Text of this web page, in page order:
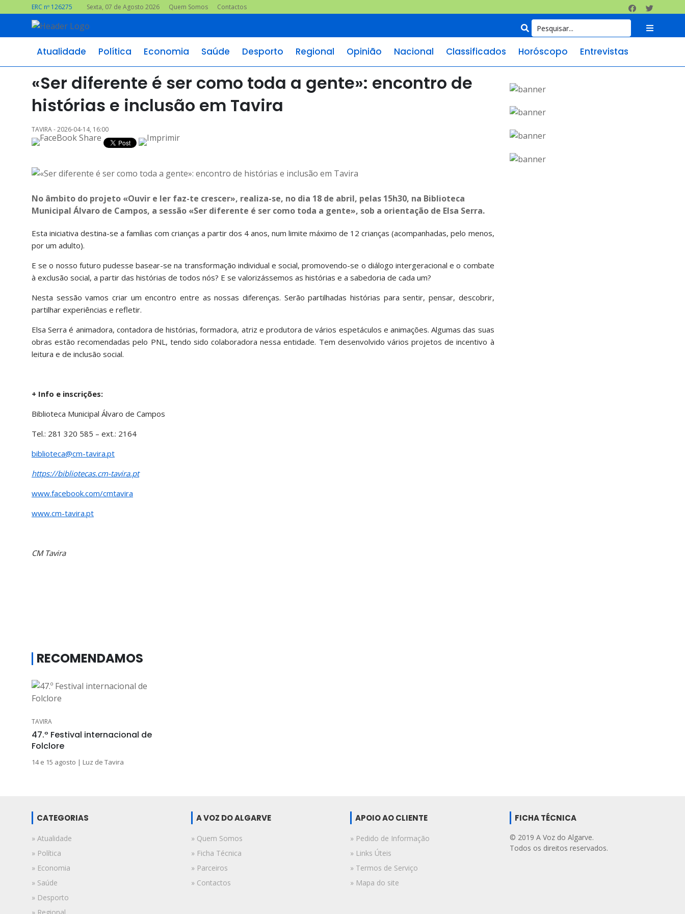
ERC nº 126275 Sexta, 07 de Agosto 2026 Quem Somos Contactos
Atualidade Política Economia Saúde Desporto Regional Opinião Nacional Classificados Horóscopo Entrevistas
«Ser diferente é ser como toda a gente»: encontro de
histórias e inclusão em Tavira
TAVIRA - 2026-04-14, 16:00
No âmbito do projeto «Ouvir e ler faz-te crescer», realiza-se, no dia 18 de abril, pelas 15h30, na Biblioteca
Municipal Álvaro de Campos, a sessão «Ser diferente é ser como toda a gente», sob a orientação de Elsa Serra.
Esta iniciativa destina-se a famílias com crianças a partir dos 4 anos, num limite máximo de 12 crianças (acompanhadas, pelo menos,
por um adulto).
E se o nosso futuro pudesse basear-se na transformação individual e social, promovendo-se o diálogo intergeracional e o combate
à exclusão social, a partir das histórias de todos nós? E se valorizássemos as histórias e a sabedoria de cada um?
Nesta sessão vamos criar um encontro entre as nossas diferenças. Serão partilhadas histórias para sentir, pensar, descobrir,
partilhar experiências e refletir.
Elsa Serra é animadora, contadora de histórias, formadora, atriz e produtora de vários espetáculos e animações. Algumas das suas
obras estão recomendadas pelo PNL, tendo sido colaboradora nessa entidade. Tem desenvolvido vários projetos de incentivo à
leitura e de inclusão social.
+ Info e inscrições:
Biblioteca Municipal Álvaro de Campos
Tel.: 281 320 585 – ext.: 2164
biblioteca@cm-tavira.pt
https://bibliotecas.cm-tavira.pt
www.facebook.com/cmtavira
www.cm-tavira.pt
CM Tavira
RECOMENDAMOS
TAVIRA
47.º Festival internacional de
Folclore
14 e 15 agosto | Luz de Tavira
CATEGORIAS
» Atualidade
» Política
» Economia
» Saúde
» Desporto
A VOZ DO ALGARVE
» Quem Somos
» Ficha Técnica
» Parceiros
» Contactos
APOIO AO CLIENTE
» Pedido de Informação
» Links Úteis
» Termos de Serviço
» Mapa do site
FICHA TÉCNICA
© 2019 A Voz do Algarve.
Todos os direitos reservados.